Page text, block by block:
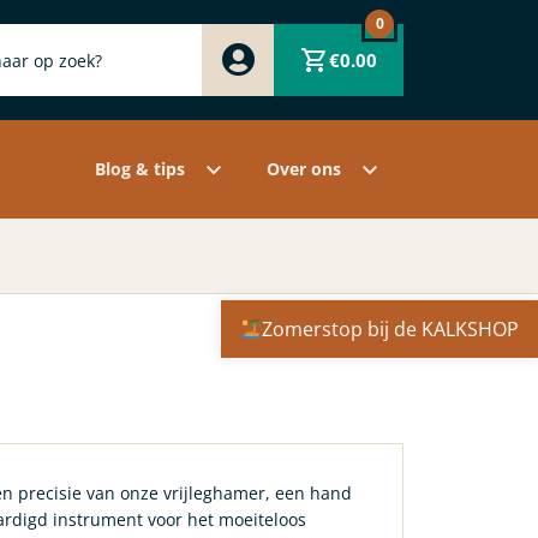
€0.00
0
Zwart
Grijs
Overige pigmenten
Blog & tips Over ons
Contact
precisie van onze vrijleghamer, een hand
instrument voor het moeiteloos
Zomerstop bij de KALKSHOP